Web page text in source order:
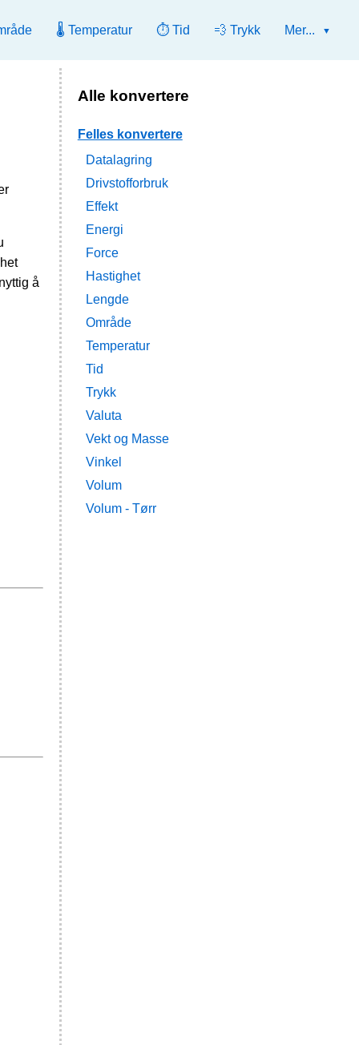
🌡️ Temperatur ⏱️ Tid 💨 Trykk Mer...
å
Alle konvertere
Felles konvertere
Datalagring
Drivstofforbruk
Effekt
Energi
Force
Hastighet
Lengde
Område
Temperatur
Tid
Trykk
Valuta
Vekt og Masse
Vinkel
Volum
Volum - Tørr